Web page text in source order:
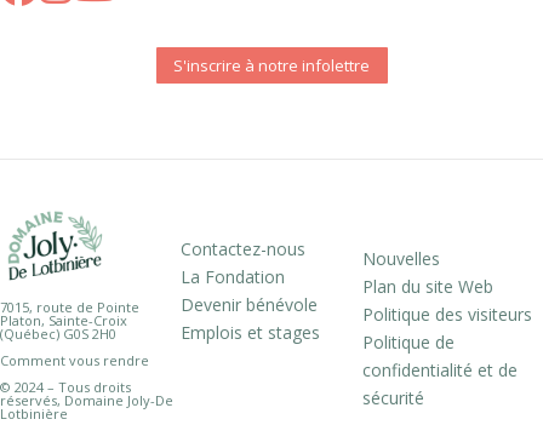
S'inscrire à notre infolettre
7015, route de Pointe
Platon, Sainte-Croix
(Québec) G0S 2H0
Comment vous rendre
© 2024 – Tous droits
réservés, Domaine Joly-De
Lotbinière
Contactez-nous
La Fondation
Devenir bénévole
Emplois et stages
Nouvelles
Plan du site Web
Politique des visiteurs
Politique de
confidentialité et de
sécurité